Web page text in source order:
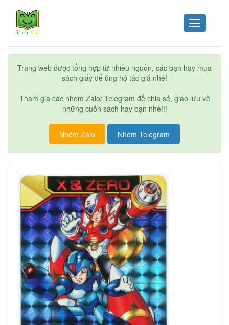
Toggle
navigation
Trang web được tổng hợp từ nhiều nguồn, các bạn hãy mua
sách giấy để ủng hộ tác giả nhé!
Tham gia các nhóm Zalo/ Telegram để chia sẻ, giao lưu về
những cuốn sách hay bạn nhé!!!
Nhóm Zalo Nhóm Telegram